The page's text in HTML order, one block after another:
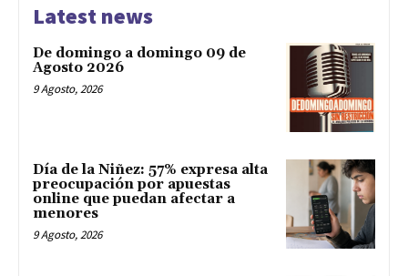
Latest news
De domingo a domingo 09 de
Agosto 2026
9 Agosto, 2026
Día de la Niñez: 57% expresa alta
preocupación por apuestas
online que puedan afectar a
menores
9 Agosto, 2026